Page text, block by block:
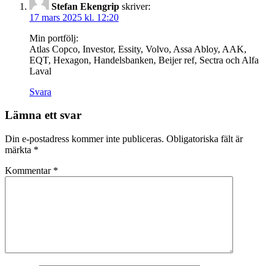
Stefan Ekengrip skriver:
17 mars 2025 kl. 12:20
Min portfölj:
Atlas Copco, Investor, Essity, Volvo, Assa Abloy, AAK,
EQT, Hexagon, Handelsbanken, Beijer ref, Sectra och Alfa
Laval
Svara
Lämna ett svar
Din e-postadress kommer inte publiceras. Obligatoriska fält är
märkta *
Kommentar *